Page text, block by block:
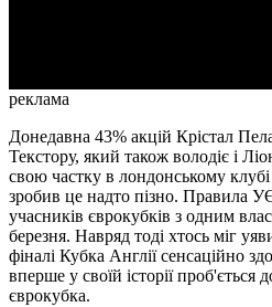
реклама
Донедавна 43% акцій Крістал
Текстору, який також володіє і
свою частку в лондонському
зробив це надто пізно. Правила
учасників єврокубків з одним
березня. Навряд тоді хтось міг
фіналі Кубка Англії сенсаційно
вперше у своїй історії проб'ється
єврокубка.